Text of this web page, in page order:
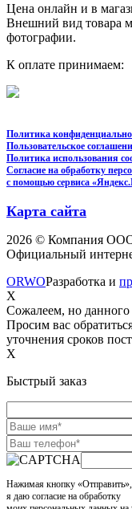
Цена онлайн и в
Внешний вид товара
фотографии.
К оплате принимаем:
Политика
Пользовательское
Политика использования
Согласие на обработку
с помощью сервиса
Карта сайта
2026 © Компания
Официальный
ORWOРазработка и
X
Сожалеем, но данного
Просим вас
уточнения сроков
X
Быстрый заказ
Нажимая кнопку «Отправить»,
я даю согласие на обработку